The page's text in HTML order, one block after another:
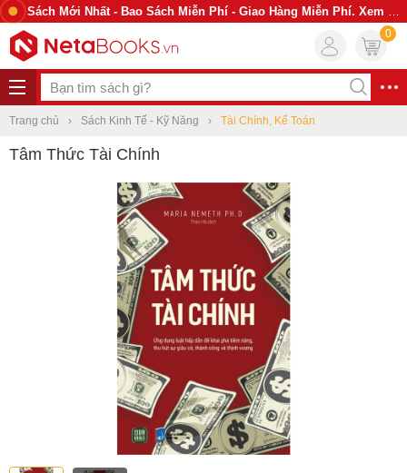
Sách Mới Nhất - Bao Sách Miễn Phí - Giao Hàng Miễn Phí. Xem Ngay
0
Trang chủ Sách Kinh Tế - Kỹ Năng Tài Chính, Kế Toán
Tâm Thức Tài Chính